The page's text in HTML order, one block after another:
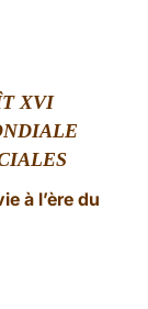
中文
LATINE
XVI
à l’ère du